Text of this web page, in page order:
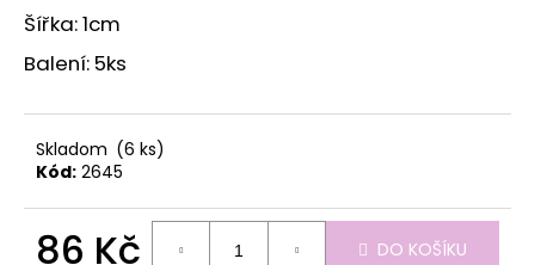
Šířka: 1cm
Balení: 5ks
Skladom (6 ks)
Kód: 2645
86 Kč DO KOŠÍKU
D
p
o
u
č
u